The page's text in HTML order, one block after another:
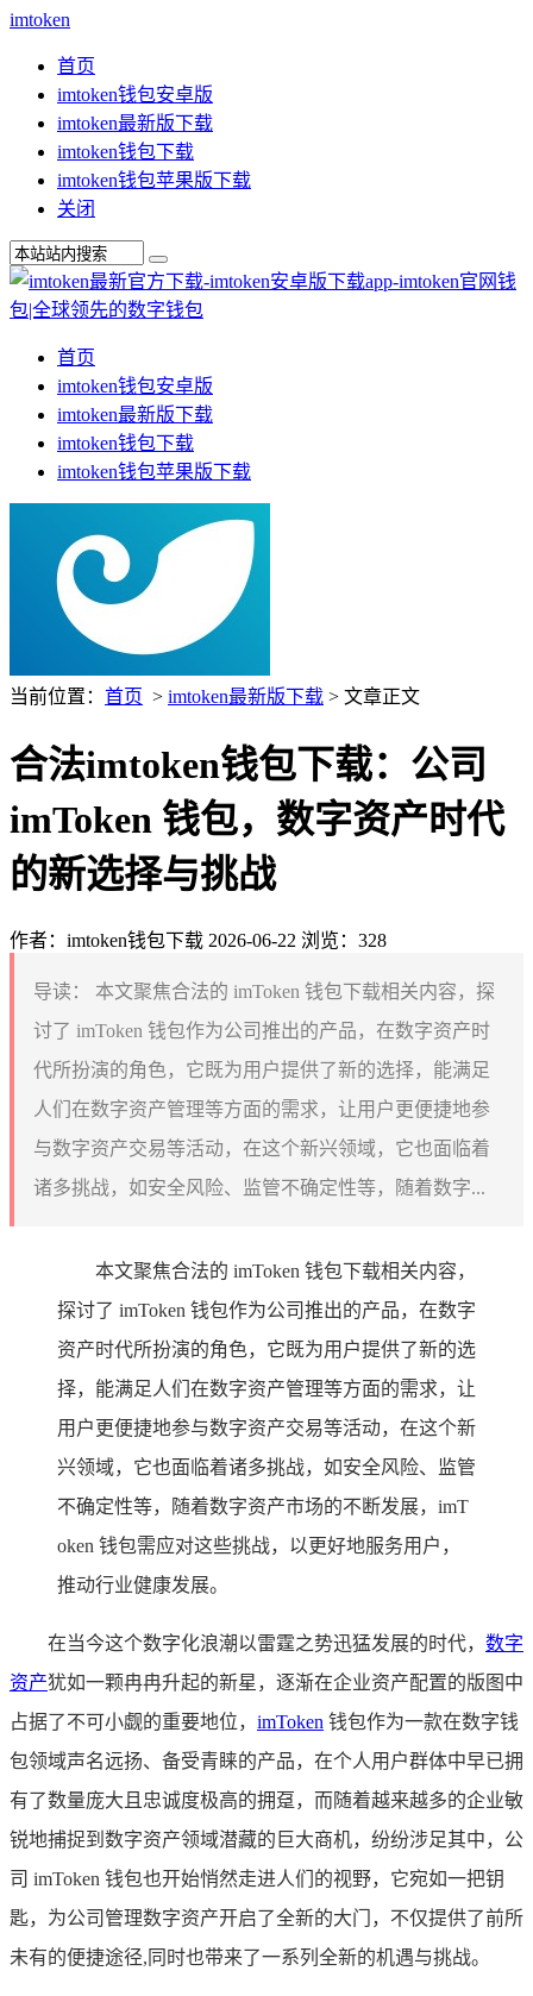
imtoken
首页
imtoken钱包安卓版
imtoken最新版下载
imtoken钱包下载
imtoken钱包苹果版下载
关闭
首页
imtoken钱包安卓版
imtoken最新版下载
imtoken钱包下载
imtoken钱包苹果版下载
当前位置： 首页 > imtoken最新版下载 > 文章正文
合法imtoken钱包下载：公司
imToken 钱包，数字资产时代
的新选择与挑战
作者：imtoken钱包下载 2026-06-22 浏览：328
导读：
本文聚焦合法的 imToken 钱包下载相关内容，探
讨了 imToken 钱包作为公司推出的产品，在数字资产时
代所扮演的角色，它既为用户提供了新的选择，能满足
人们在数字资产管理等方面的需求，让用户更便捷地参
与数字资产交易等活动，在这个新兴领域，它也面临着
诸多挑战，如安全风险、监管不确定性等，随着数字...
本文聚焦合法的 imToken 钱包下载相关内容，
探讨了 imToken 钱包作为公司推出的产品，在数字
资产时代所扮演的角色，它既为用户提供了新的选
择，能满足人们在数字资产管理等方面的需求，让
用户更便捷地参与数字资产交易等活动，在这个新
兴领域，它也面临着诸多挑战，如安全风险、监管
不确定性等，随着数字资产市场的不断发展，imT
oken 钱包需应对这些挑战，以更好地服务用户，
推动行业健康发展。
在当今这个数字化浪潮以雷霆之势迅猛发展的时代， 数字
资产犹如一颗冉冉升起的新星，逐渐在企业资产配置的版图中
占据了不可小觑的重要地位， imToken 钱包作为一款在数字钱
包领域声名远扬、备受青睐的产品，在个人用户群体中早已拥
有了数量庞大且忠诚度极高的拥趸，而随着越来越多的企业敏
锐地捕捉到数字资产领域潜藏的巨大商机，纷纷涉足其中，公
司 imToken 钱包也开始悄然走进人们的视野，它宛如一把钥
匙，为公司管理数字资产开启了全新的大门，不仅提供了前所
未有的便捷途径,同时也带来了一系列全新的机遇与挑战。